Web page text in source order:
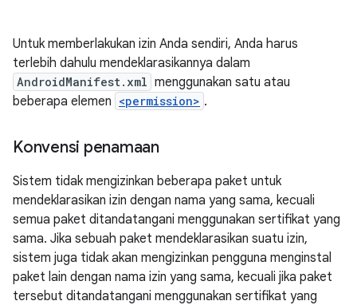
Untuk memberlakukan izin Anda sendiri, Anda harus
terlebih dahulu mendeklarasikannya dalam
AndroidManifest.xml menggunakan satu atau
beberapa elemen <permission> .
Konvensi penamaan
Sistem tidak mengizinkan beberapa paket untuk
mendeklarasikan izin dengan nama yang sama, kecuali
semua paket ditandatangani menggunakan sertifikat yang
sama. Jika sebuah paket mendeklarasikan suatu izin,
sistem juga tidak akan mengizinkan pengguna menginstal
paket lain dengan nama izin yang sama, kecuali jika paket
tersebut ditandatangani menggunakan sertifikat yang